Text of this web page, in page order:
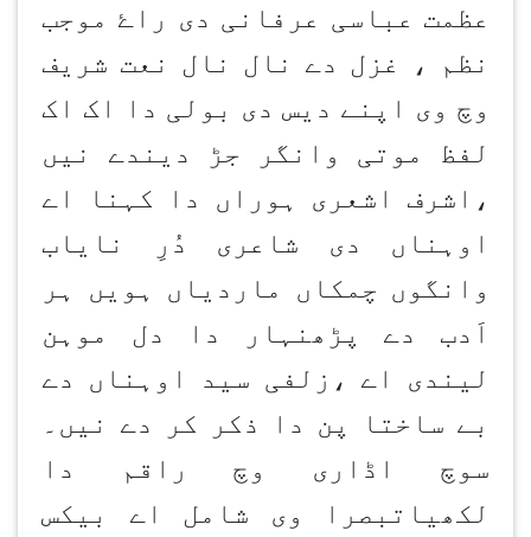
عظمت عباسی عرفانی دی را ۓ موجب
نظم ، غزل دے نال نال نعت شریف
وچ وی اپنے دیس دی بولی دا اک اک
لفظ موتی وانگر جڑ دیندے نیں
،اشرف اشعری ہوراں دا کہنا اے
اوہناں دی شاعری دُرِ نایاب
وانگوں چمکاں ماردیاں ہویں ہر
اَدب دے پڑھنہار دا دل موہن
لیندی اے ،زلفی سید اوہناں دے
بے ساختا پن دا ذکر کر دے نیں۔
سوچ اڈاری وچ راقم دا
لکھیاتبصرا وی شامل اے بیکس